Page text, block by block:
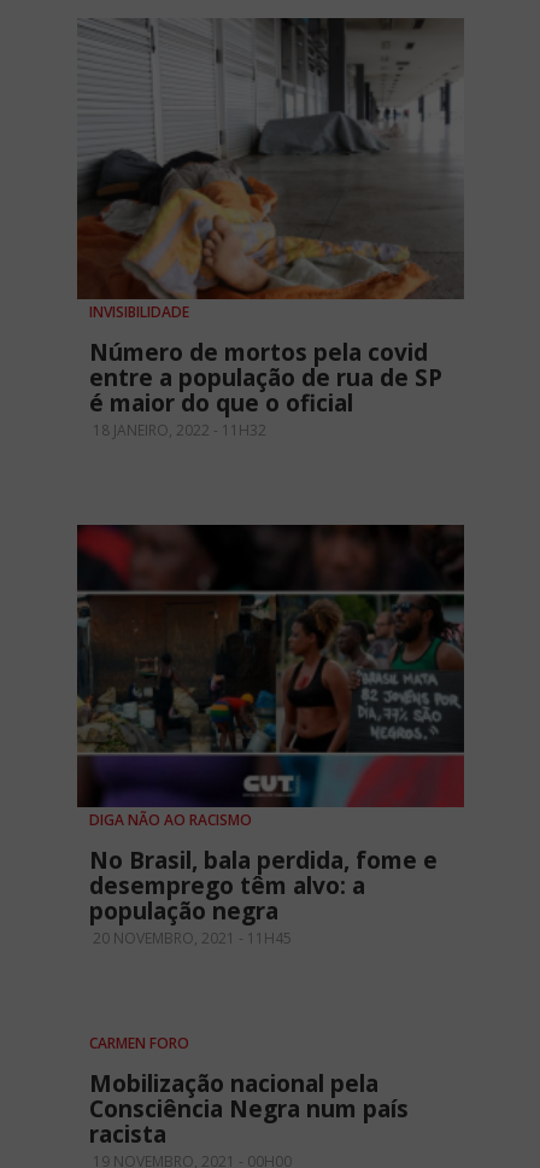
INVISIBILIDADE
Número de mortos pela covid
entre a população de rua de SP
é maior do que o oficial
18 JANEIRO, 2022 - 11H32
DIGA NÃO AO RACISMO
No Brasil, bala perdida, fome e
desemprego têm alvo: a
população negra
20 NOVEMBRO, 2021 - 11H45
CARMEN FORO
Mobilização nacional pela
Consciência Negra num país
racista
19 NOVEMBRO, 2021 - 00H00